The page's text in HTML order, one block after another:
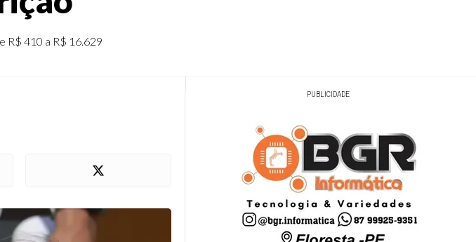
R$ 410 a R$ 16.629
PUBLICIDADE